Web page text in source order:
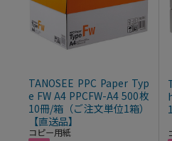
TANOSEE PPC Paper Typ
e FW A4 PPCFW-A4 500枚
10冊/箱（ご注文単位1箱）
【直送品】
コピー用紙